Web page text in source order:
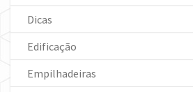
Dicas
Edificação
Empilhadeiras